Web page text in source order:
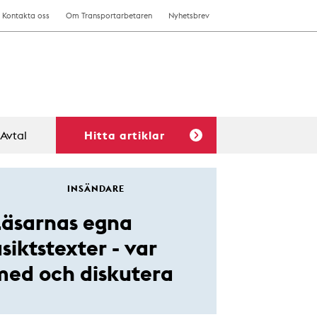
Kontakta oss Om Transportarbetaren Nyhetsbrev
Avtal Hitta artiklar
INSÄNDARE
egna
- var
och diskutera